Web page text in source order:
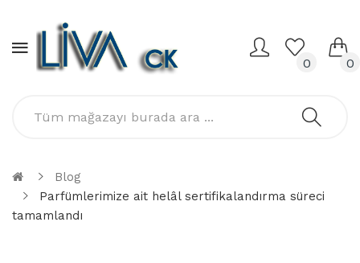
0 0
Blog
Parfümlerimize ait helâl sertifikalandırma süreci
tamamlandı